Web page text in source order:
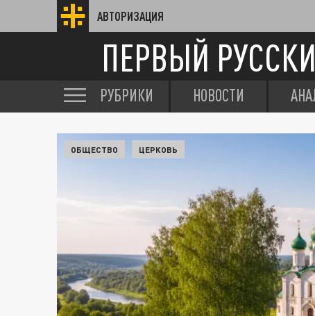
АВТОРИЗАЦИЯ
ПЕРВЫЙ
РУБРИКИ НОВОСТИ
ОБЩЕСТВО ЦЕРКОВЬ